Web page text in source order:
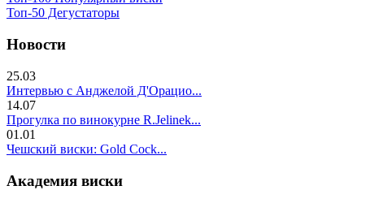
Топ-50 Дегустаторы
Новости
25.03
Интервью с Анджелой Д'Орацио...
14.07
Прогулка по винокурне R.Jelinek...
01.01
Чешский виски: Gold Cock...
Академия виски